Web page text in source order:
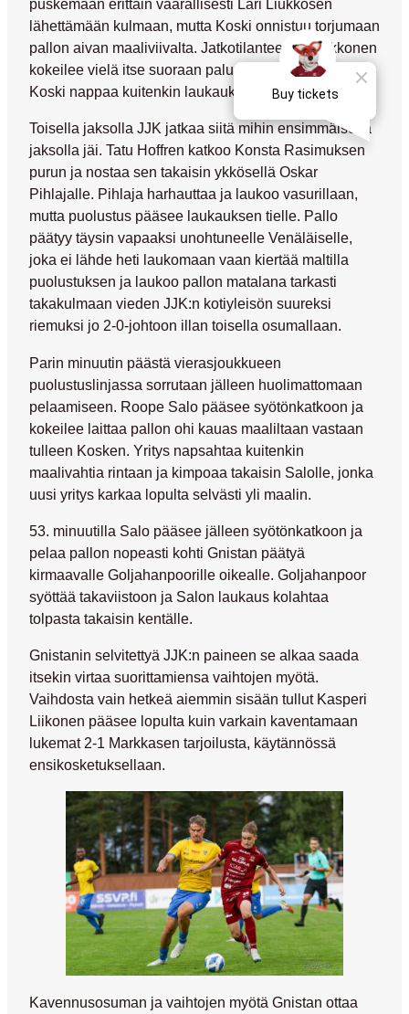
puskemaan erittäin vaarallisesti Lari Liukkosen
lähettämään kulmaan, mutta Koski onnistuu torjumaan
pallon aivan maaliviivalta. Jatkotilanteessa Liukkonen
kokeilee vielä itse suoraan paluupalloon vasurillaan,
Koski nappaa kuitenkin laukaukseen syliinsä.
Toisella jaksolla JJK jatkaa siitä mihin ensimmäisellä
jaksolla jäi. Tatu Hoffren katkoo Konsta Rasimuksen
purun ja nostaa sen takaisin ykkösellä Oskar
Pihlajalle. Pihlaja harhauttaa ja laukoo vasurillaan,
mutta puolustus pääsee laukauksen tielle. Pallo
päätyy täysin vapaaksi unohtuneelle Venäläiselle,
joka ei lähde heti laukomaan vaan kiertää maltilla
puolustuksen ja laukoo pallon matalana tarkasti
takakulmaan vieden JJK:n kotiyleisön suureksi
riemuksi jo 2-0-johtoon illan toisella osumallaan.
Parin minuutin päästä vierasjoukkueen
puolustuslinjassa sorrutaan jälleen huolimattomaan
pelaamiseen. Roope Salo pääsee syötönkatkoon ja
kokeilee laittaa pallon ohi kauas maaliltaan vastaan
tulleen Kosken. Yritys napsahtaa kuitenkin
maalivahtia rintaan ja kimpoaa takaisin Salolle, jonka
uusi yritys karkaa lopulta selvästi yli maalin.
53. minuutilla Salo pääsee jälleen syötönkatkoon ja
pelaa pallon nopeasti kohti Gnistan päätyä
kirmaavalle Goljahanpoorille oikealle. Goljahanpoor
syöttää takaviistoon ja Salon laukaus kolahtaa
tolpasta takaisin kentälle.
Gnistanin selvitettyä JJK:n paineen se alkaa saada
itsekin virtaa suorittamiensa vaihtojen myötä.
Vaihdosta vain hetkeä aiemmin sisään tullut Kasperi
Liikonen pääsee lopulta kuin varkain kaventamaan
lukemat 2-1 Markkasen tarjoilusta, käytännössä
ensikosketuksellaan.
Kavennusosuman ja vaihtojen myötä Gnistan ottaa